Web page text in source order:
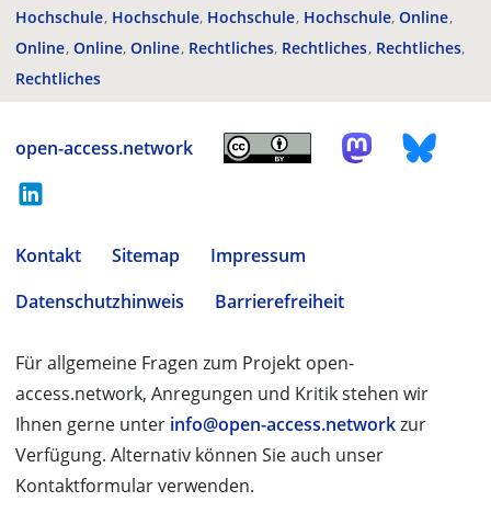
Hochschule Hochschule Hochschule Hochschule Online
Online Online Online Rechtliches Rechtliches Rechtliches
Rechtliches
open-access.network
Kontakt Sitemap
Impressum
Datenschutzhinweis
Barrierefreiheit
Für allgemeine Fragen zum Projekt open-
access.network, Anregungen und Kritik stehen wir
Ihnen gerne unter info@open-access.networkzur
Verfügung. Alternativ können Sie auch unser
Kontaktformular verwenden.